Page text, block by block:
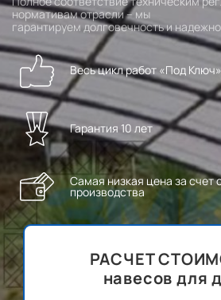
нормативам отрасли – мы
гарантируем долговечность и
Весь цикл работ «Под Ключ»
Гарантия 10 лет
Самая низкая цена за счет
производства
РАСЧЕТ
навесов для